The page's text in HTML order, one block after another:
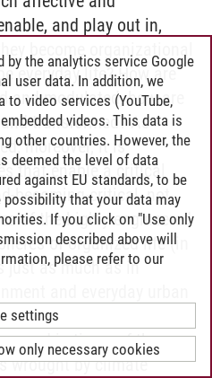
and play out in,
become organizational
everyday life? How are
modulated, how are
transformed? As
moreover, it is
that enable a critical
becoming-critical, not
of the highly engineered
of organized life (in
just as much as in
and everyday urban
spatialized (and partly
and in times of the
wrought by climate
by the analytics service Google
user data. In addition, we
video services (YouTube,
videos. This data is
other countries. However, the
deemed the level of data
against EU standards, to be
that your data may
If you click on "Use only
described above will
please refer to our
settings
only necessary cookies